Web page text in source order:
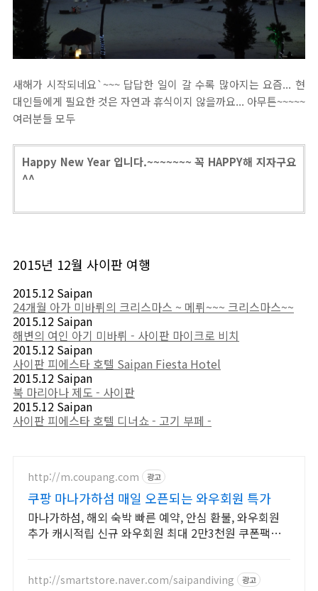
새해가 시작되네요`~~~ 답답한 일이 갈 수록 많아지는 요즘... 현
대인들에게 필요한 것은 자연과 휴식이지 않을까요... 아무튼~~~~~
여러분들 모두
Happy New Year 입니다.~~~~~~~ 꼭 HAPPY해 지자구요
^^
2015년 12월 사이판 여행
2015.12 Saipan
24개월 아가 미바뤼의 크리스마스 ~ 메뤼~~~ 크리스마스~~
2015.12 Saipan
해변의 여인 아기 미바뤼 - 사이판 마이크로 비치
2015.12 Saipan
사이판 피에스타 호텔 Saipan Fiesta Hotel
2015.12 Saipan
북 마리아나 제도 - 사이판
2015.12 Saipan
사이판 피에스타 호텔 디너쇼 - 고기 부페 -
http://m.coupang.com 광고
쿠팡 마나가하섬 매일 오픈되는 와우회원 특가
마나가하섬, 해외 숙박 빠른 예약, 안심 환불, 와우회원
추가 캐시적립 신규 와우회원 최대 2만3천원 쿠폰팩
http://smartstore.naver.com/saipandiving 광고